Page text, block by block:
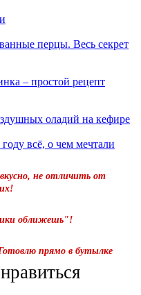
перцы. Весь секрет
– простой рецепт
оладий на кефире
всё, о чем мечтали
не отличить от
оближешь"!
прямо в бутылке